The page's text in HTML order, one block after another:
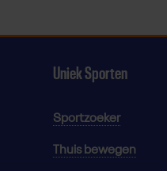
Uniek Sporten
Sportzoeker
Thuis bewegen